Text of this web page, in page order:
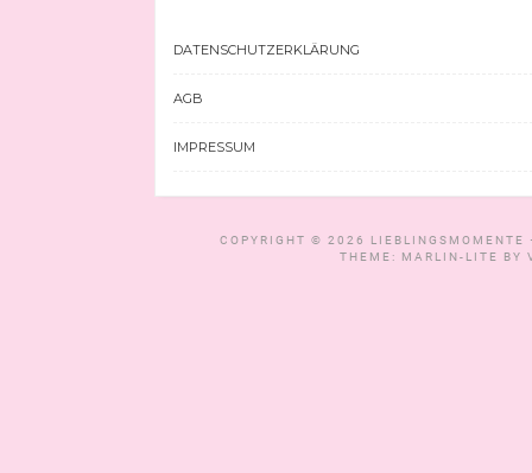
DATENSCHUTZERKLÄRUNG
AGB
IMPRESSUM
COPYRIGHT © 2026
THEME: MARLIN-LITE BY